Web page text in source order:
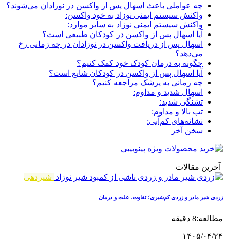
چه عواملی باعث اسهال پس از واکسن در نوزادان می‌شوند؟
واکنش سیستم ایمنی نوزاد به خود واکسن:
واکنش سیستم ایمنی نوزاد به سایر موارد:
آیا اسهال پس از واکسن در کودکان طبیعی است؟
اسهال پس از دریافت واکسن در نوزادان در چه زمانی رخ
می‌دهد؟
چگونه به درمان کودک خود کمک کنیم؟
آیا اسهال پس از واکسن در کودکان شایع است؟
چه زمانی به پزشک مراجعه کنیم؟
اسهال شدید و مداوم:
تشنگی شدید:
تب بالا و مداوم:
نشانه‌های کم‌آبی:
سخن آخر
آخرین مقالات
شیردهی
زردی شیر مادر و زردی کم‌شیری؛ تفاوت، علت و درمان
مطالعه:8 دقیقه
۱۴۰۵/۰۴/۲۴